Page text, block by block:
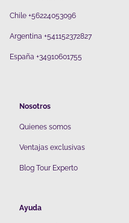
Chile +56224053096
Argentina +541152372827
España +34910601755
Nosotros
Quienes somos
Ventajas exclusivas
Blog Tour Experto
Ayuda